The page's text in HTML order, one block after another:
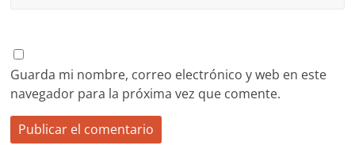
Guarda mi nombre, correo electrónico y web en este
navegador para la próxima vez que comente.